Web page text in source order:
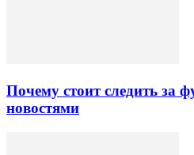
Почему стоит следить за
новостями